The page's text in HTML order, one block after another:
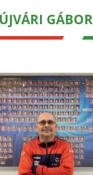
ÚJVÁRI GÁBOR